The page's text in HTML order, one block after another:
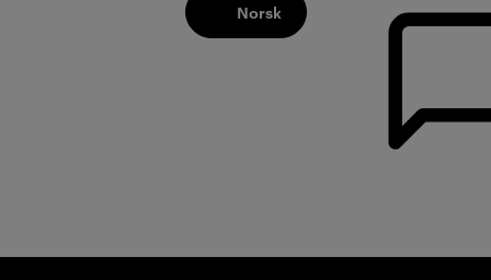
Norsk